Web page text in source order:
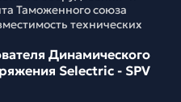
Таможенного союза
технических
Динамического
Selectric - SPV